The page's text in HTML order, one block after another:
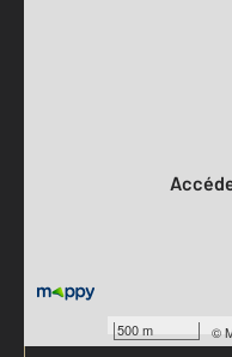
500 m ©